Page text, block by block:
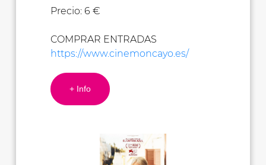
Precio: 6 €
COMPRAR ENTRADAS
https://www.cinemoncayo.es/
+ Info